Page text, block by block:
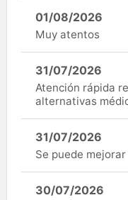
01/08/2026
Muy atentos
31/07/2026
Atención rápida
alternativas
31/07/2026
Se puede mejorar
30/07/2026